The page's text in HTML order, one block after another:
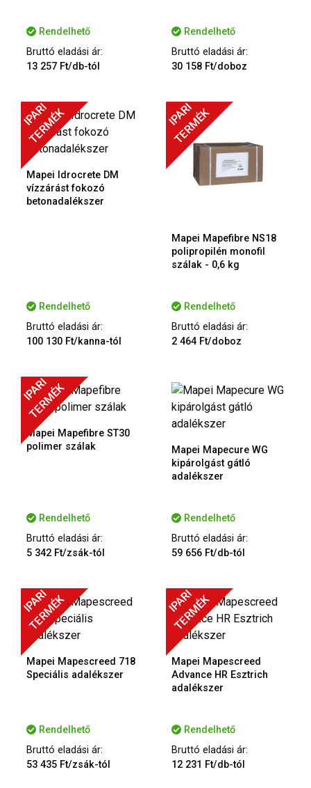
Rendelhető
Bruttó eladási ár:
13 257 Ft/db-tól
Rendelhető
Bruttó eladási ár:
30 158 Ft/doboz
IPARI
TERMÉK
Mapei Idrocrete DM
vízzárást fokozó
betonadalékszer
Rendelhető
Bruttó eladási ár:
100 130 Ft/kanna-tól
IPARI
TERMÉK
Mapei Mapefibre NS18
polipropilén monofil
szálak - 0,6 kg
Rendelhető
Bruttó eladási ár:
2 464 Ft/doboz
IPARI
TERMÉK
Mapei Mapefibre ST30
polimer szálak
Rendelhető
Bruttó eladási ár:
5 342 Ft/zsák-tól
Mapei Mapecure WG
kipárolgást gátló
adalékszer
Rendelhető
Bruttó eladási ár:
59 656 Ft/db-tól
IPARI
TERMÉK
Mapei Mapescreed 718
Speciális adalékszer
Rendelhető
Bruttó eladási ár:
53 435 Ft/zsák-tól
IPARI
TERMÉK
Mapei Mapescreed
Advance HR Esztrich
adalékszer
Rendelhető
Bruttó eladási ár:
12 231 Ft/db-tól